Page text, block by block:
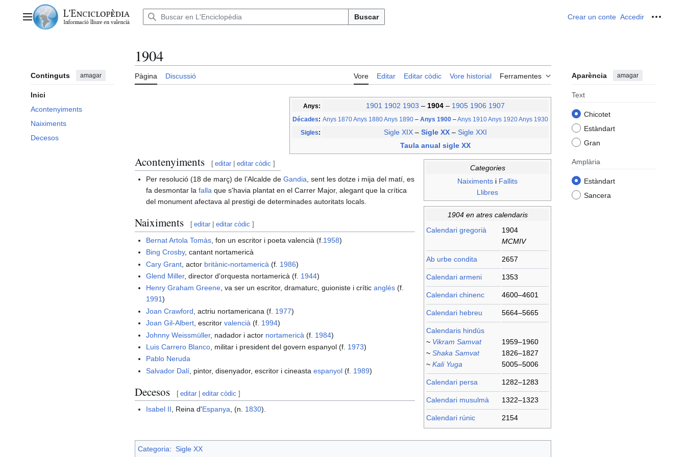
contingutMenú principal Buscar Crear un conte Accedir
Continguts amagar
Inici
Acontenyiments
Naiximents
Decesos
1904
Pàgina Discussió Vore Editar Editar còdic Vore historial Ferramentes Aparència amagar
Text
Chicotet
Estàndart
Gran
Amplària
Estàndart
Sancera
Anys: 1901 1902 1903 – 1904 – 1905 1906 1907
Décades: Anys 1870Anys 1880Anys 1890 – Anys 1900 –Anys 1910Anys 1920Anys 1930
Sigles: Sigle XIX – Sigle XX – Sigle XXI
Taula anual sigle XX
Categories
Naiximents i Fallits
Llibres
1904 en atres calendaris
Calendari gregorià
1904
MCMIV
Ab urbe condita 2657
Calendari armeni 1353
Calendari chinenc 4600–4601
Calendari hebreu 5664–5665
Calendaris hindús
~ Vikram Samvat
~ Shaka Samvat
~ Kali Yuga
1959–1960
1826–1827
5005–5006
Calendari persa 1282–1283
Calendari musulmà 1322–1323
Calendari rúnic 2154
Acontenyiments [ editar |editar còdic ]
Per resolució (18 de març) de l’Alcalde deGandia, sent les dotze i mija del matí, es
fa desmontar lafalla que s'havia plantat en el Carrer Major, alegant que la crítica
del monument afectava al prestigi de determinades autoritats locals.
Naiximents [ editar |editar còdic ]
Bernat Artola Tomàs , fon un escritor i poeta valencià (f. 1958)
Bing Crosby, cantant nortamericà
Cary Grant , actor britànic-nortamericà (f. 1986)
Glend Miller, director d'orquesta nortamericà (f. 1944)
Henry Graham Greene, va ser un escritor, dramaturc, guioniste i críticanglés (f.
1991)
Joan Crawford , actriu nortamericana (f. 1977)
Joan Gil-Albert, escritorvalencià (f. 1994)
Johnny Weissmüller, nadador i actor nortamericà (f. 1984)
Luis Carrero Blanco , militar i president del govern espanyol (f. 1973)
Pablo Neruda
Salvador Dalí , pintor, disenyador, escritor i cineastaespanyol (f. 1989)
Decesos [ editar |editar còdic ]
Isabel II, Reina d'Espanya, (n. 1830).
Categoria: Sigle XX